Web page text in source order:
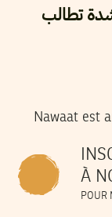
تطالب
Nawaat est
À
POUR